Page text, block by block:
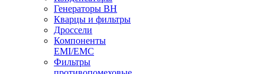
Генераторы ВН
Кварцы и фильтры
Дроссели
Компоненты
EMI/EMC
Фильтры